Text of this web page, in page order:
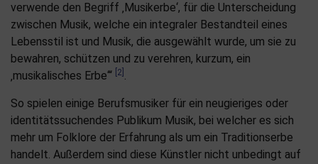
verwende den Begriff ‚Musikerbe‘, für die Unterscheidung
zwischen Musik, welche ein integraler Bestandteil eines
Lebensstil ist und Musik, die ausgewählt wurde, um sie zu
bewahren, schützen und zu verehren, kurzum, ein
‚musikalisches Erbe‘“ [2] .
So spielen einige Berufsmusiker für ein neugieriges oder
identitätssuchendes Publikum Musik, bei welcher es sich
mehr um Folklore der Erfahrung als um ein Traditionserbe
handelt. Außerdem sind diese Künstler nicht unbedingt auf